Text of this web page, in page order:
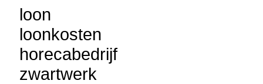
loon
loonkosten
horecabedrijf
zwartwerk